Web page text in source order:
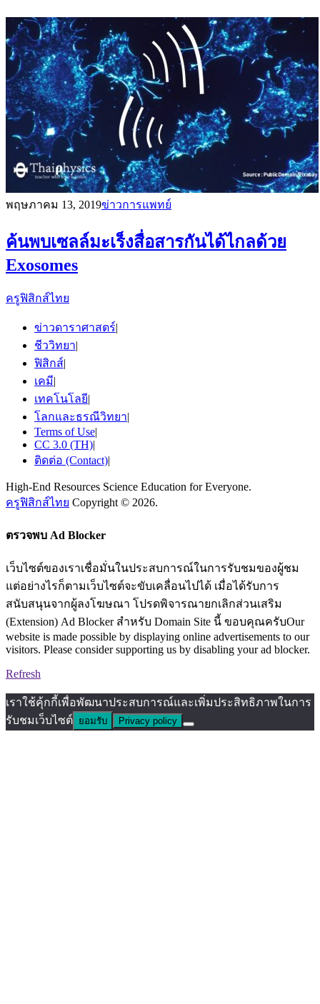
พฤษภาคม 13, 2019ข่าวการแพทย์
ค้นพบเซลล์มะเร็งสื่อสารกันได้ไกลด้วย
Exosomes
ครูฟิสิกส์ไทย
ข่าวดาราศาสตร์|
ชีววิทยา|
ฟิสิกส์|
เคมี|
เทคโนโลยี|
โลกและธรณีวิทยา|
Terms of Use|
CC 3.0 (TH)|
ติดต่อ (Contact)|
High-End Resources Science Education for Everyone.
ครูฟิสิกส์ไทย Copyright © 2026.
ตรวจพบ Ad Blocker
เว็บไซต์ของเราเชื่อมั่นในประสบการณ์ในการรับชมของผู้ชม
แต่อย่างไรก็ตามเว็บไซต์จะขับเคลื่อนไปได้ เมื่อได้รับการ
สนับสนุนจากผู้ลงโฆษณา โปรดพิจารณายกเลิกส่วนเสริม
(Extension) Ad Blocker สำหรับ Domain Site นี้ ขอบคุณครับOur
website is made possible by displaying online advertisements to our
visitors. Please consider supporting us by disabling your ad blocker.
Refresh
เราใช้คุ้กกี้เพื่อพัฒนาประสบการณ์และเพิ่มประสิทธิภาพในการ
รับชมเว็บไซต์ ยอมรับ Privacy policy